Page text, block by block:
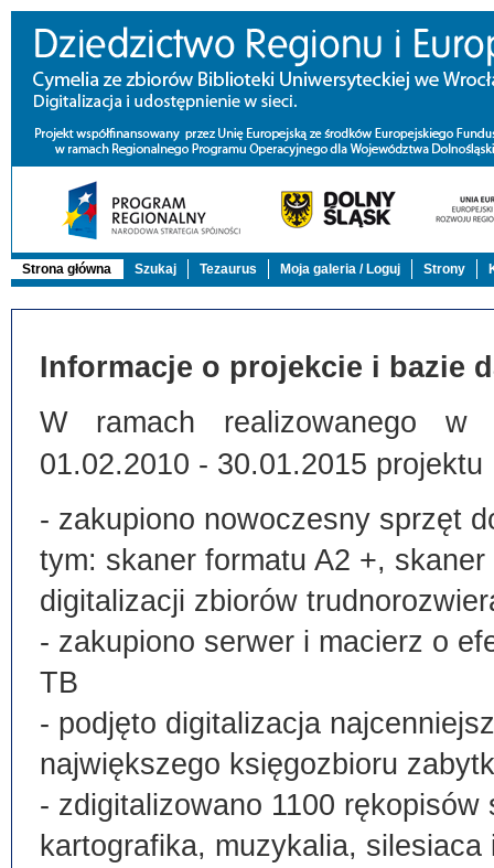
Strona główna Szukaj Tezaurus Moja galeria / Loguj Strony
Informacje o projekcie i bazie
W ramach realizowanego w
01.02.2010 - 30.01.2015 projektu
- zakupiono nowoczesny sprzęt
tym: skaner formatu A2 +,
digitalizacji zbiorów
- zakupiono serwer i macierz o
TB
- podjęto digitalizacja
największego księgozbioru
- zdigitalizowano 1100
kartografika, muzykalia, silesiaca